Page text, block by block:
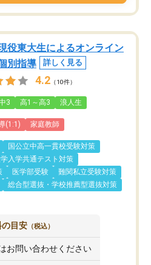
役東大生によるオンライン
別指導
詳しく見る
4.2 （10件）
3 高1～高3 浪人生
(1:1) 家庭教師
国公立中高一貫校受験対策
入学共通テスト対策
医学部受験
難関私立受験対策
総合型選抜・学校推薦型選抜対策
目安 （税込）
お問い合わせください